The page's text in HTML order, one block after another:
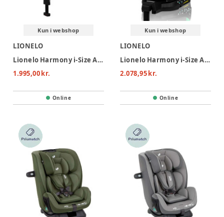
Kun i webshop
LIONELO
Lionelo Harmony i-Size Autostol - Grey Concrete Bamboo
1.995,00 kr.
Online
Kun i webshop
LIONELO
Lionelo Harmony i-Size Autostol - Black Carbon Bamboo
2.078,95 kr.
Online